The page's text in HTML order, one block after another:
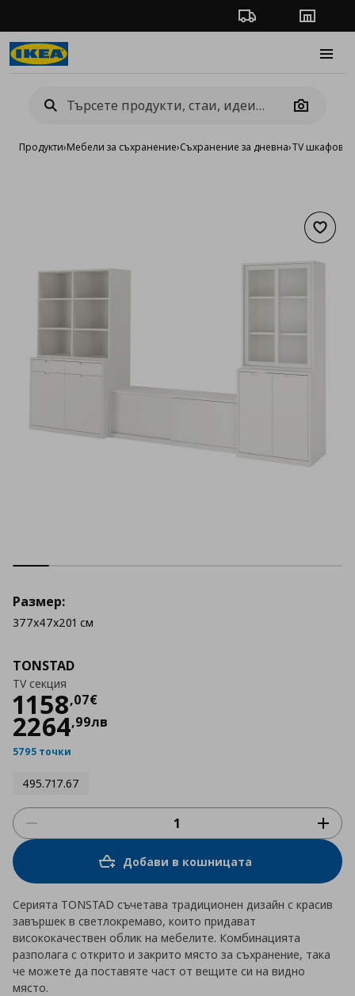
Проследяване на
Camera
Продукти›Мебели за съхранение›Съхранение за дневна›TV шкафове
TONSTAD
TV секция
1158,07€
Цена1158,07 €
2264,99лв
5795 точки
495.717.67
Размер:
377x47x201 см
Добави в кошницата
Серията TONSTAD съчетава традиционен дизайн с красив
завършек в светлокремаво, които придават
висококачествен облик на мебелите. Комбинацията
разполага с открито и закрито място за съхранение, така
че можете да поставяте част от вещите си на видно
място.